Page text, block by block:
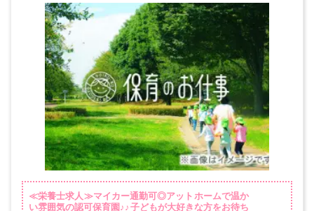
≪栄養士求人≫マイカー通勤可◎アットホームで温か
い雰囲気の認可保育園♪♪子どもが大好きな方をお待ち